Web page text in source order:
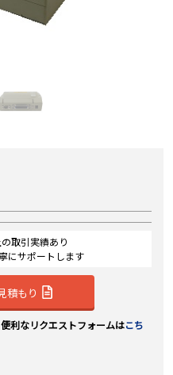
取引実績あり
にサポートします
積もり
利なリクエストフォームはこち